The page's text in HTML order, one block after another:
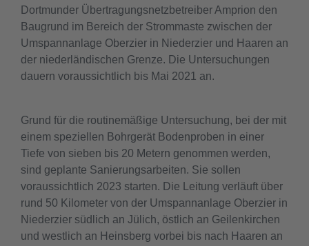
Dortmunder Übertragungsnetzbetreiber Amprion den
Baugrund im Bereich der Strommaste zwischen der
Umspannanlage Oberzier in Niederzier und Haaren an
der niederländischen Grenze. Die Untersuchungen
dauern voraussichtlich bis Mai 2021 an.
Grund für die routinemäßige Untersuchung, bei der mit
einem speziellen Bohrgerät Bodenproben in einer
Tiefe von sieben bis 20 Metern genommen werden,
sind geplante Sanierungsarbeiten. Sie sollen
voraussichtlich 2023 starten. Die Leitung verläuft über
rund 50 Kilometer von der Umspannanlage Oberzier in
Niederzier südlich an Jülich, östlich an Geilenkirchen
und westlich an Heinsberg vorbei bis nach Haaren an